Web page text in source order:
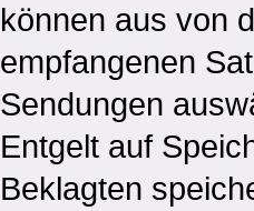
können aus von
empfangenen
Sendungen
Entgelt auf
Beklagten